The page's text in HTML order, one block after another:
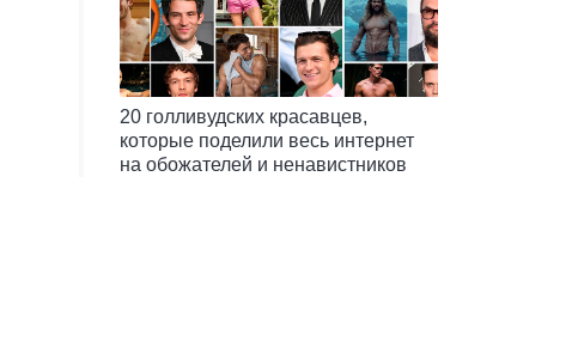
20 голливудских красавцев,
которые поделили весь интернет
на обожателей и ненавистников